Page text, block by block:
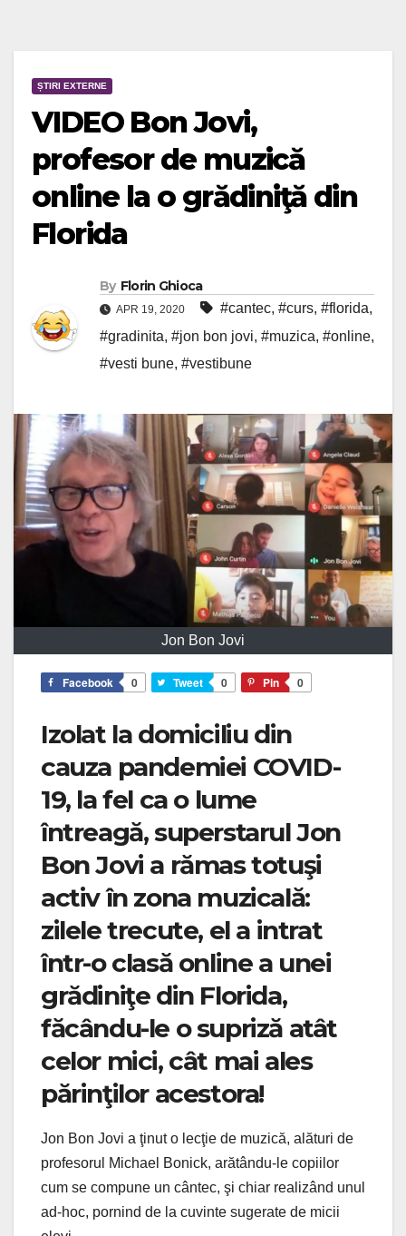
ȘTIRI EXTERNE
VIDEO Bon Jovi,
profesor de muzică
online la o grădiniţă din
Florida
By Florin Ghioca
APR 19, 2020 #cantec, #curs, #florida,
#gradinita, #jon bon jovi, #muzica, #online,
#vesti bune, #vestibune
Jon Bon Jovi
Facebook 0 Tweet 0 Pin 0
Izolat la domiciliu din
cauza pandemiei COVID-
19, la fel ca o lume
întreagă, superstarul Jon
Bon Jovi a rămas totuşi
activ în zona muzicală:
zilele trecute, el a intrat
într-o clasă online a unei
grădiniţe din Florida,
făcându-le o supriză atât
celor mici, cât mai ales
părinţilor acestora!
Jon Bon Jovi a ţinut o lecţie de muzică, alături de
profesorul Michael Bonick, arătându-le copiilor
cum se compune un cântec, şi chiar realizând unul
ad-hoc, pornind de la cuvinte sugerate de micii